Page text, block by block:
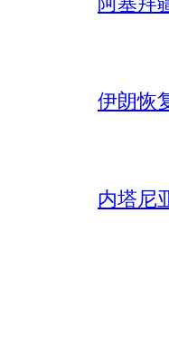
伊朗恢
内塔尼